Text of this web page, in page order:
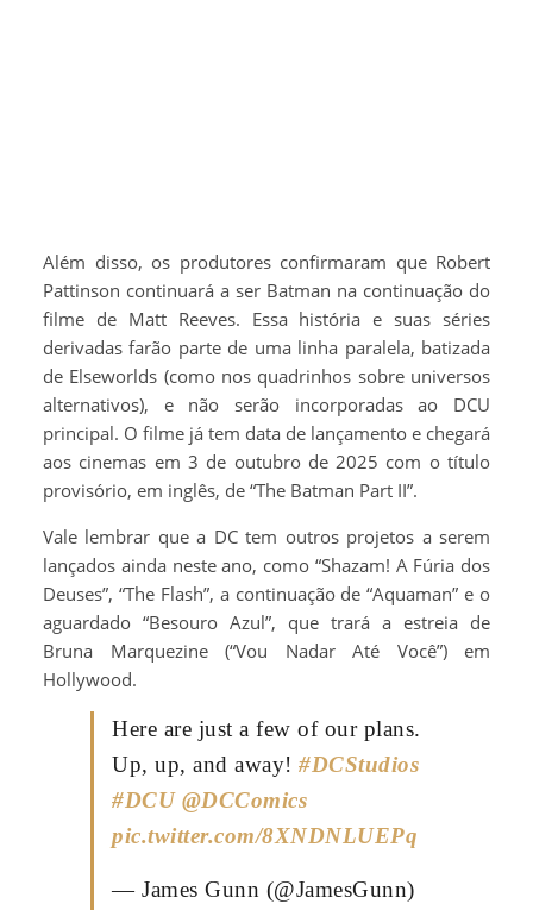
Além disso, os produtores confirmaram que Robert
Pattinson continuará a ser Batman na continuação do
filme de Matt Reeves. Essa história e suas séries
derivadas farão parte de uma linha paralela, batizada
de Elseworlds (como nos quadrinhos sobre universos
alternativos), e não serão incorporadas ao DCU
principal. O filme já tem data de lançamento e chegará
aos cinemas em 3 de outubro de 2025 com o título
provisório, em inglês, de “The Batman Part II”.
Vale lembrar que a DC tem outros projetos a serem
lançados ainda neste ano, como “Shazam! A Fúria dos
Deuses”, “The Flash”, a continuação de “Aquaman” e o
aguardado “Besouro Azul”, que trará a estreia de
Bruna Marquezine (“Vou Nadar Até Você”) em
Hollywood.
Here are just a few of our plans.
Up, up, and away! #DCStudios
#DCU @DCComics
pic.twitter.com/8XNDNLUEPq
— James Gunn (@JamesGunn)